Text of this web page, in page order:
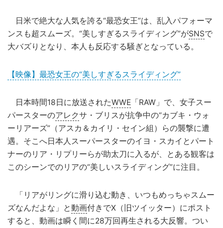
日米で絶大な人気を誇る“最恐女王”は、乱入パフォーマ
ンスも超スムーズ。“美しすぎるスライディング”がSNSで
大バズりとなり、本人も反応する騒ぎとなっている。
【映像】最恐女王の“美しすぎるスライディング”
日本時間18日に放送されたWWE 「RAW」で、女子スー
パースターのアレクサ・ブリスが抗争中の“カブキ・ウォ
ーリアーズ”（アスカ＆カイリ・セイン組）らの襲撃に遭
遇。そこへ日本人スーパースターのイヨ・スカイとパート
ナーのリア・リプリーらが助太刀に入るが、とある観客は
このシーンでのリアの“美しいスライディング”に注目。
「リアがリングに滑り込む動き、いつもめっちゃスムー
ズなんだよな」と動画付きでX（旧ツイッター）にポスト
すると、動画は瞬く間に28万回再生される大反響。つい